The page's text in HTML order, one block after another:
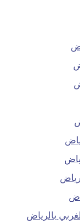
بالرياض